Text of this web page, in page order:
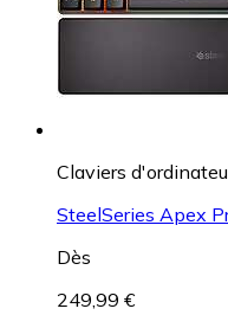
Claviers
SteelSeries Apex
Dès
249,99 €